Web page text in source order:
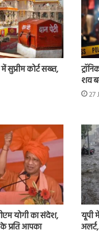
सुप्रीम कोर्ट सख्त,
शव
27
योगी का संदेश,
के प्रति आपका
यूपी